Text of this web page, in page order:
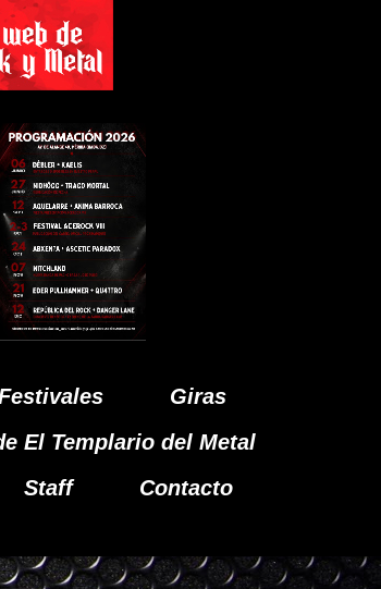
Giras
El Templario del Metal
Staff
Contacto